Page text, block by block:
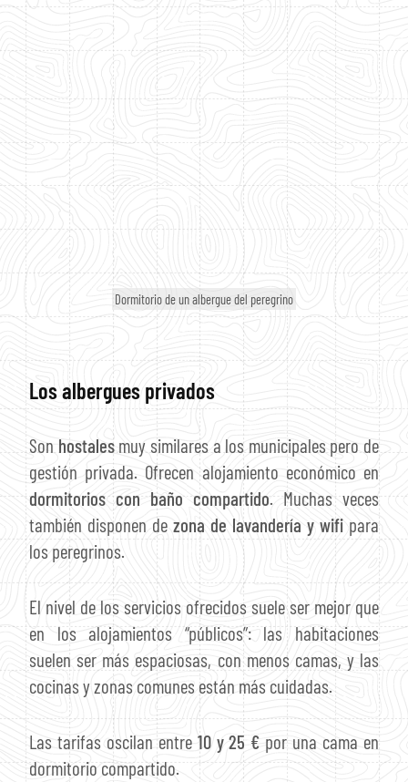
Dormitorio de un albergue del peregrino
Los albergues privados
Son hostalesmuy similares a los municipales pero de
gestión privada. Ofrecen alojamiento económico en
dormitorios con baño compartido. Muchas veces
también disponen de zona de lavandería y wifi para
los peregrinos.
El nivel de los servicios ofrecidos suele ser mejor que
en los alojamientos “públicos”: las habitaciones
suelen ser más espaciosas, con menos camas, y las
cocinas y zonas comunes están más cuidadas.
Las tarifas oscilan entre 10 y 25 € por una cama en
dormitorio compartido.